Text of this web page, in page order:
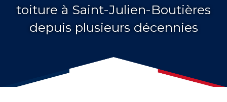
toiture à Saint-Julien-Boutières
depuis plusieurs décennies